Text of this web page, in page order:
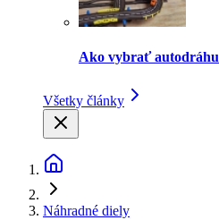
Ako vybrať autodráhu
Všetky články
Náhradné diely